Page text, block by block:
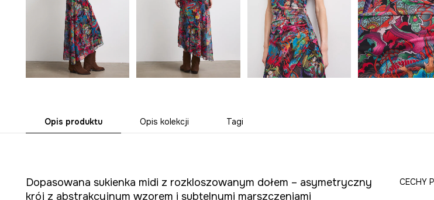
Opis produktu Opis kolekcji Tagi
Dopasowana sukienka midi z rozkloszowanym dołem – asymetryczny
krój z abstrakcyjnym wzorem i subtelnymi marszczeniami
CECHY